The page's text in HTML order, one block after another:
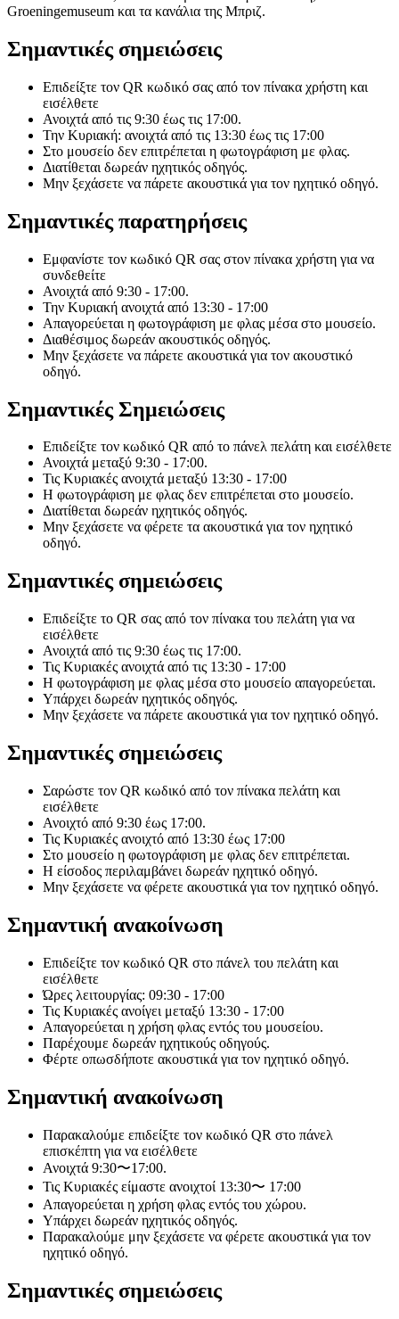
Groeningemuseum και τα κανάλια της Μπριζ.
Σημαντικές σημειώσεις
Επιδείξτε τον QR κωδικό σας από τον πίνακα χρήστη και
εισέλθετε
Ανοιχτά από τις 9:30 έως τις 17:00.
Την Κυριακή: ανοιχτά από τις 13:30 έως τις 17:00
Στο μουσείο δεν επιτρέπεται η φωτογράφιση με φλας.
Διατίθεται δωρεάν ηχητικός οδηγός.
Μην ξεχάσετε να πάρετε ακουστικά για τον ηχητικό οδηγό.
Σημαντικές παρατηρήσεις
Εμφανίστε τον κωδικό QR σας στον πίνακα χρήστη για να
συνδεθείτε
Ανοιχτά από 9:30 - 17:00.
Την Κυριακή ανοιχτά από 13:30 - 17:00
Απαγορεύεται η φωτογράφιση με φλας μέσα στο μουσείο.
Διαθέσιμος δωρεάν ακουστικός οδηγός.
Μην ξεχάσετε να πάρετε ακουστικά για τον ακουστικό
οδηγό.
Σημαντικές Σημειώσεις
Επιδείξτε τον κωδικό QR από το πάνελ πελάτη και εισέλθετε
Ανοιχτά μεταξύ 9:30 - 17:00.
Τις Κυριακές ανοιχτά μεταξύ 13:30 - 17:00
Η φωτογράφιση με φλας δεν επιτρέπεται στο μουσείο.
Διατίθεται δωρεάν ηχητικός οδηγός.
Μην ξεχάσετε να φέρετε τα ακουστικά για τον ηχητικό
οδηγό.
Σημαντικές σημειώσεις
Επιδείξτε το QR σας από τον πίνακα του πελάτη για να
εισέλθετε
Ανοιχτά από τις 9:30 έως τις 17:00.
Τις Κυριακές ανοιχτά από τις 13:30 - 17:00
Η φωτογράφιση με φλας μέσα στο μουσείο απαγορεύεται.
Υπάρχει δωρεάν ηχητικός οδηγός.
Μην ξεχάσετε να πάρετε ακουστικά για τον ηχητικό οδηγό.
Σημαντικές σημειώσεις
Σαρώστε τον QR κωδικό από τον πίνακα πελάτη και
εισέλθετε
Ανοιχτό από 9:30 έως 17:00.
Τις Κυριακές ανοιχτό από 13:30 έως 17:00
Στο μουσείο η φωτογράφιση με φλας δεν επιτρέπεται.
Η είσοδος περιλαμβάνει δωρεάν ηχητικό οδηγό.
Μην ξεχάσετε να φέρετε ακουστικά για τον ηχητικό οδηγό.
Σημαντική ανακοίνωση
Επιδείξτε τον κωδικό QR στο πάνελ του πελάτη και
εισέλθετε
Ώρες λειτουργίας: 09:30 - 17:00
Τις Κυριακές ανοίγει μεταξύ 13:30 - 17:00
Απαγορεύεται η χρήση φλας εντός του μουσείου.
Παρέχουμε δωρεάν ηχητικούς οδηγούς.
Φέρτε οπωσδήποτε ακουστικά για τον ηχητικό οδηγό.
Σημαντική ανακοίνωση
Παρακαλούμε επιδείξτε τον κωδικό QR στο πάνελ
επισκέπτη για να εισέλθετε
Ανοιχτά 9:30〜17:00.
Τις Κυριακές είμαστε ανοιχτοί 13:30〜 17:00
Απαγορεύεται η χρήση φλας εντός του χώρου.
Υπάρχει δωρεάν ηχητικός οδηγός.
Παρακαλούμε μην ξεχάσετε να φέρετε ακουστικά για τον
ηχητικό οδηγό.
Σημαντικές σημειώσεις